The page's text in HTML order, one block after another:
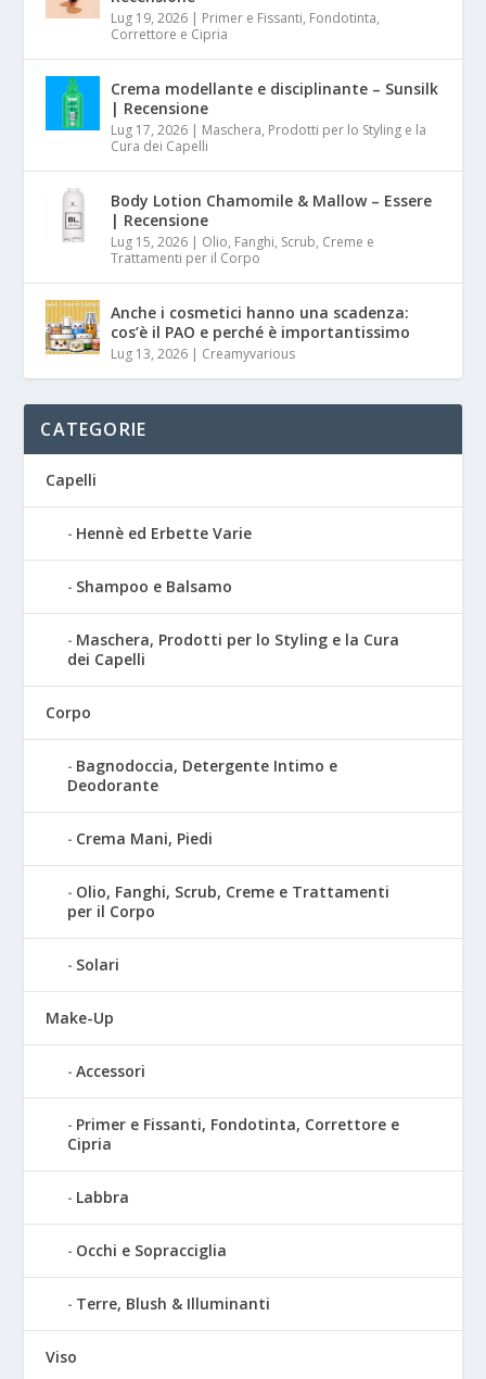
Lug 19, 2026 | Primer e Fissanti, Fondotinta,
Correttore e Cipria
Crema modellante e disciplinante – Sunsilk
| Recensione
Lug 17, 2026 | Maschera, Prodotti per lo Styling e la
Cura dei Capelli
Body Lotion Chamomile & Mallow – Essere
| Recensione
Lug 15, 2026 | Olio, Fanghi, Scrub, Creme e
Trattamenti per il Corpo
Anche i cosmetici hanno una scadenza:
cos’è il PAO e perché è importantissimo
Lug 13, 2026 | Creamyvarious
CATEGORIE
Capelli
Hennè ed Erbette Varie
Shampoo e Balsamo
Maschera, Prodotti per lo Styling e la Cura
dei Capelli
Corpo
Bagnodoccia, Detergente Intimo e
Deodorante
Crema Mani, Piedi
Olio, Fanghi, Scrub, Creme e Trattamenti
per il Corpo
Solari
Make-Up
Accessori
Primer e Fissanti, Fondotinta, Correttore e
Cipria
Labbra
Occhi e Sopracciglia
Terre, Blush & Illuminanti
Viso